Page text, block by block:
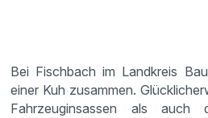
Bei Fischbach im Landkreis
einer Kuh zusammen.
Fahrzeuginsassen als